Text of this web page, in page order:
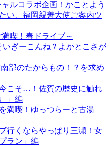
ャルコラボ企画！かことよう
い、福岡親善大使ご案内ツ
満喫！春ドライブ～
いぎーこんね？よかとこさが
部のたからもの！？を求め
こそ…！佐賀の歴史に触れ
」編
満喫！ゆっつらーと古湯
行くならやっぱり三瀬！女
ラン」編